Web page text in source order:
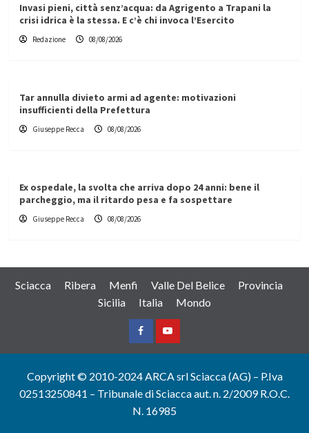
Invasi pieni, città senz’acqua: da Agrigento a Trapani la
crisi idrica è la stessa. E c’è chi invoca l’Esercito
Redazione 08/08/2026
Tar annulla divieto armi ad agente: motivazioni
insufficienti della Prefettura
Giuseppe Recca 08/08/2026
Ex ospedale, la svolta che arriva dopo 24 anni: bene il
parcheggio, ma il ritardo pesa e fa sospettare
Giuseppe Recca 08/08/2026
Sciacca Ribera Menfi Valle Del Belice
Provincia
Sicilia
Italia Mondo
FacebookYountube
Copyright © 2010-2024 ARCA srl Sciacca (AG) – P.Iva
02513250841 – Tribunale di Sciacca aut. n. 2/2009 R.O.C.
N. 16985